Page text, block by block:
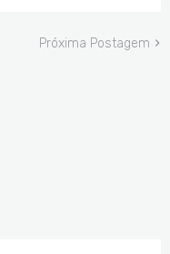
Próxima Postagem